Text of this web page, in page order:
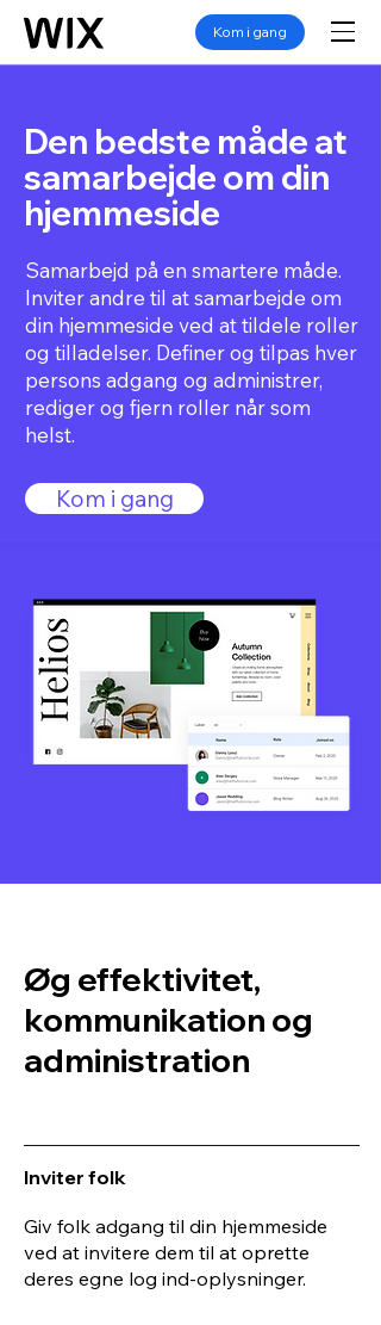
Kom i gang
Den bedste måde at
samarbejde om din
hjemmeside
Samarbejd på en smartere måde.
Inviter andre til at samarbejde om
din hjemmeside ved at tildele roller
og tilladelser. Definer og tilpas hver
persons adgang og administrer,
rediger og fjern roller når som
helst.
Kom i gang
Øg effektivitet,
kommunikation og
administration
Inviter folk
Giv folk adgang til din hjemmeside
ved at invitere dem til at oprette
deres egne log ind-oplysninger.